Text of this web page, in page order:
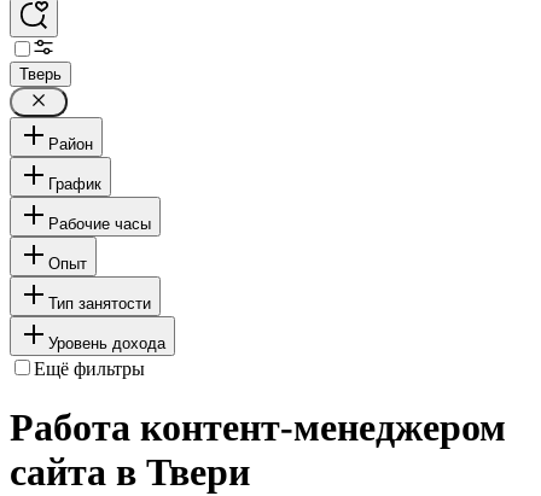
Тверь
Район
График
Рабочие часы
Опыт
Тип занятости
Уровень дохода
Ещё фильтры
Работа контент-менеджером
сайта в Твери